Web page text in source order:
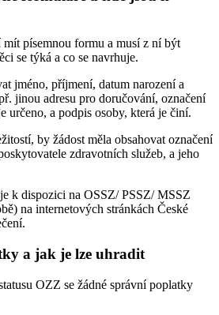
mít písemnou formu a musí z ní být
se týká a co se navrhuje.
jméno, příjmení, datum narození a
jinou adresu pro doručování, označení
určeno, a podpis osoby, která je činí.
by žádost měla obsahovat označení
zdravotních služeb, a jeho
k dispozici na OSSZ/ PSSZ/ MSSZ
na internetových stránkách České
a jak je lze uhradit
OZZ se žádné správní poplatky